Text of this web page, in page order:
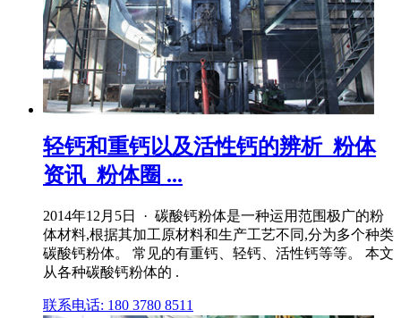
轻钙和重钙以及活性钙的辨析_粉体
资讯_粉体圈 ...
2014年12月5日 · 碳酸钙粉体是一种运用范围极广的粉
体材料,根据其加工原材料和生产工艺不同,分为多个种类
碳酸钙粉体。 常见的有重钙、轻钙、活性钙等等。 本文
从各种碳酸钙粉体的 .
联系电话: 180 3780 8511